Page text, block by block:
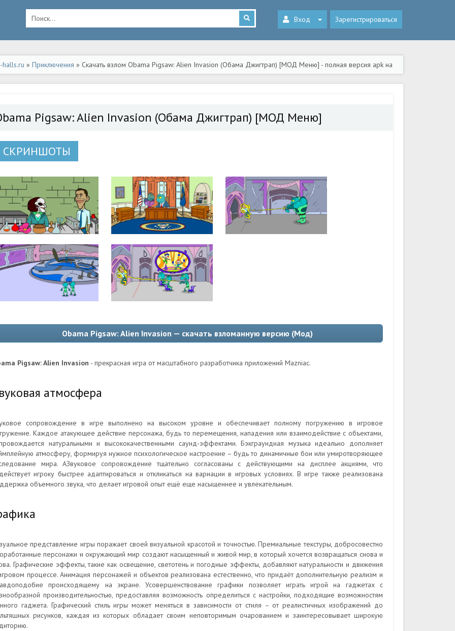
Вход Зарегистрироваться
halls.ru » Приключения » Скачать взлом Obama Pigsaw: Alien Invasion (Обама Джигтрап) [МОД Меню] - полная версия apk на
Pigsaw: Alien Invasion (Обама Джигтрап) [МОД Меню]
СКРИНШОТЫ
Obama Pigsaw: Alien Invasion — скачать взломанную версию (Мод)
Pigsaw: Alien Invasion - прекрасная игра от масштабного разработчика приложений Mazniac.
атмосфера
сопровождение в игре выполнено на высоком уровне и обеспечивает полному погружению в игровое
Каждое атакующее действие персонажа, будь то перемещения, нападения или взаимодействие с объектами,
натуральными и высококачественными саунд-эффектами. Бэкграундная музыка идеально дополняет
атмосферу, формируя нужное психологическое настроение – будь то динамичные бои или умиротворяющее
мира. АЗвуковое сопровождение тщательно согласованы с действующими на дисплее акциями, что
игроку быстрее адаптироваться и откликаться на вариации в игровых условиях. В игре также реализована
объемного звука, что делает игровой опыт ещё еще насыщеннее и увлекательным.
представление игры поражает своей визуальной красотой и точностью. Премиальные текстуры, добросовестно
персонажи и окружающий мир создают насыщенный и живой мир, в который хочется возвращаться снова и
Графические эффекты, такие как освещение, светотень и погодные эффекты, добавляют натуральности и движения
процессе. Анимация персонажей и объектов реализована естественно, что придаёт дополнительную реализм и
происходящему на экране. Усовершенствование графики позволяет играть игрой на гаджетах с
производительностью, предоставляя возможность определиться с настройки, подходящие возможностям
гаджета. Графический стиль игры может меняться в зависимости от стиля – от реалистичных изображений до
рисунков, каждая из которых обладает своим неповторимым очарованием и заинтересовывает широкую